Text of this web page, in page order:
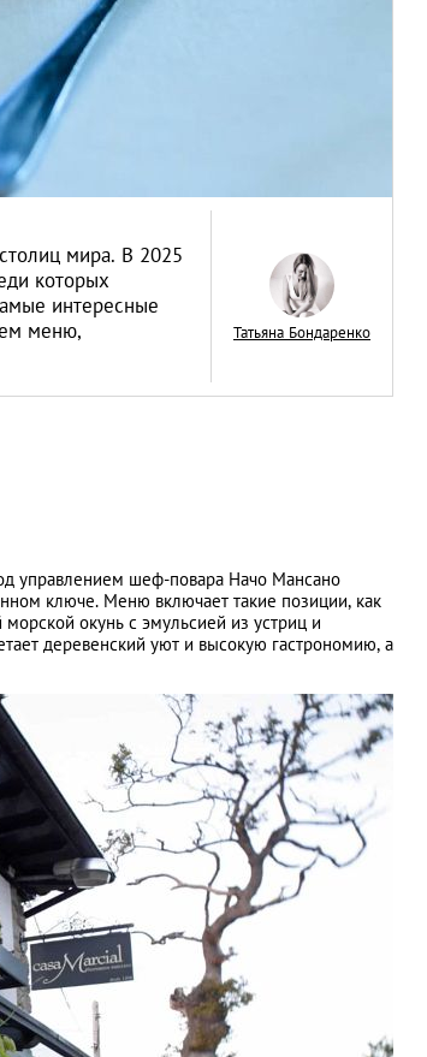
мира. В 2025
которых
интересные
меню,
Татьяна Бондаренко
управлением шеф-повара Начо Мансано
ключе. Меню включает такие позиции, как
окунь с эмульсией из устриц и
деревенский уют и высокую гастрономию, а